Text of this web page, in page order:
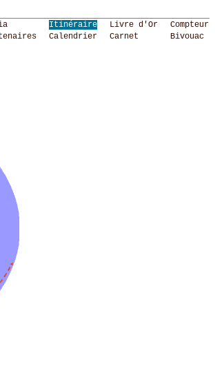
Itinéraire Livre d'Or
Compteur
Calendrier Carnet Bivouac